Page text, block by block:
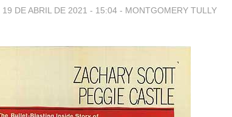
19 DE ABRIL DE 2021 - 15:04 - MONTGOMERY TULLY